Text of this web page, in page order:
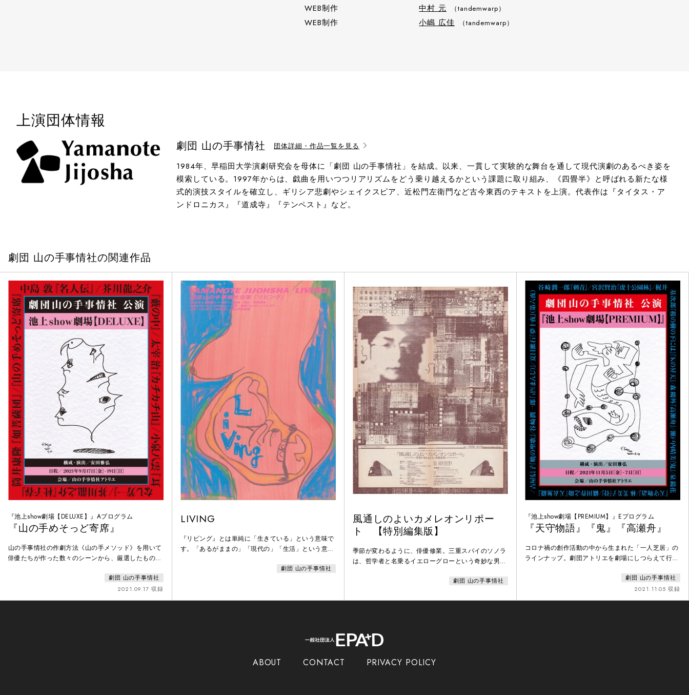
WEB制作
中村 元 （tandemwarp）
WEB制作 小嶋 広佳 （tandemwarp）
上演団体情報
劇団 山の手事情社 団体詳細・作品一覧を見る
1984年、早稲田大学演劇研究会を母体に「劇団 山の手事情社」を結成。以来、一貫して実験的な舞台を通して現代演劇のあるべき姿を
模索している。1997年からは、戯曲を用いつつリアリズムをどう乗り越えるかという課題に取り組み、《四畳半》と呼ばれる新たな様
式的演技スタイルを確立し、ギリシア悲劇やシェイクスピア、近松門左衛門など古今東西のテキストを上演。代表作は『タイタス・ア
ンドロニカス』『道成寺』『テンペスト』など。
劇団 山の手事情社の関連作品
『池上show劇場【DELUXE】』Aプログラム
『山の手めそっど寄席』
山の手事情社の作劇方法《山の手メソッド》を用いて
俳優たちが作った数々のシーンから、厳選したものを
ールな寸劇《ショート･ストーリーズ》、自分自身に
降りかかった出来事を感情豊かに語り合う《漫才》、
身近にいる印象的な人やモノをヒントにキャラクター
劇団 山の手事情社
2021.09.17 収録
LIVING
『リビング』とは単純に「生きている」という意味で
す。「あるがままの」「現代の」「生活」という意味
しても使う、かなり意味の広い言葉です。実現したい
ュ》手法を駆使して今までにも増した新鮮な空間に出
劇団 山の手事情社
風通しのよいカメレオンリポー
ト 【特別編集版】
季節が変わるように、俳優修業。三重スパイのソノラ
は、哲学者と名乗るイエローグローという奇妙な男と
中」の時間にやってくる。時空を超えた二人の逃走と
の内と外とが入り乱れて……。
劇団 山の手事情社
『池上show劇場【PREMIUM】』Eプログラム
『天守物語』『鬼』『高瀬舟』
コロナ禍の創作活動の中から生まれた「一人芝居」の
ラインナップ。劇団アトリエを劇場にしつらえて行な
【PREMIUM】。一人芝居16本のうち、Eプログラムで
は3作品を上演。原作と身体一つで格闘する俳優たち
のバリエーションが見どころ。上演作品は、『天守物
劇団 山の手事情社
2021.11.05 収録
ABOUT CONTACT PRIVACY POLICY